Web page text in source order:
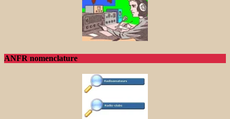
ANFR nomenclature